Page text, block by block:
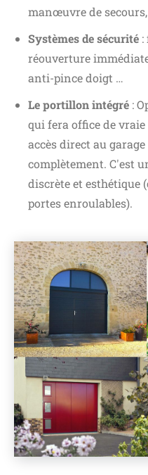
manœuvre de
Systèmes de sécurité
réouverture
anti-pince doigt …
Le portillon intégré :
qui fera office de vraie
accès direct au
complètement. C'est
discrète et esthétique
portes enroulables).